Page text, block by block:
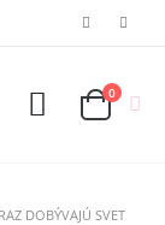
0
DOBÝVAJÚ SVET